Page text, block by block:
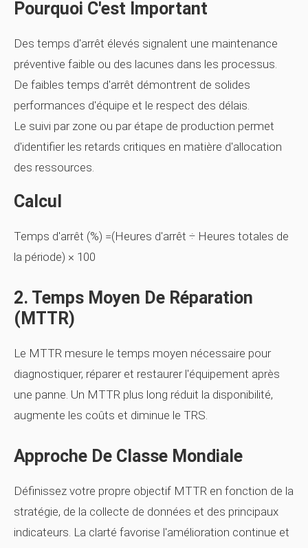
Pourquoi C'est Important
Des temps d'arrêt élevés signalent une maintenance
préventive faible ou des lacunes dans les processus.
De faibles temps d'arrêt démontrent de solides
performances d'équipe et le respect des délais.
Le suivi par zone ou par étape de production permet
d'identifier les retards critiques en matière d'allocation
des ressources.
Calcul
Temps d'arrêt (%) =(Heures d'arrêt ÷ Heures totales de
la période) × 100
2. Temps Moyen De Réparation
(MTTR)
Le MTTR mesure le temps moyen nécessaire pour
diagnostiquer, réparer et restaurer l'équipement après
une panne. Un MTTR plus long réduit la disponibilité,
augmente les coûts et diminue le TRS.
Approche De Classe Mondiale
Définissez votre propre objectif MTTR en fonction de la
stratégie, de la collecte de données et des principaux
indicateurs. La clarté favorise l'amélioration continue et